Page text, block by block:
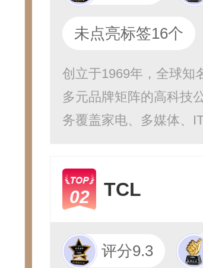
未点亮标签16个
创立于1969年，全球知
多元品牌矩阵的高科技
务覆盖家电、多媒体、
02 TCL
评分9.3